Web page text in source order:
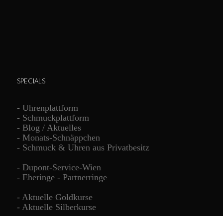
SPECIALS
- Uhrenplattform
- Schmuckplattform
- Blog / Aktuelles
- Monats-Schnäppchen
- Schmuck & Uhren aus Privatbesitz
- Dupont-Service-Wien
- Eheringe - Partnerringe
- Aktuelle Goldkurse
- Aktuelle Silberkurse